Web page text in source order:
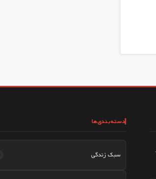
دسته‌بندی‌ها
سبک زندگی